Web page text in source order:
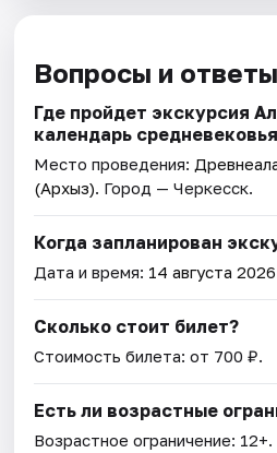
Вопросы и ответы
Где пройдет экскурсия
календарь
Место проведения:
(Архыз). Город — Черкесск.
Когда запланирован
Дата и время: 14 августа 2026
Сколько стоит билет?
Стоимость билета: от 700 ₽.
Есть ли возрастные
Возрастное ограничение: 12+.